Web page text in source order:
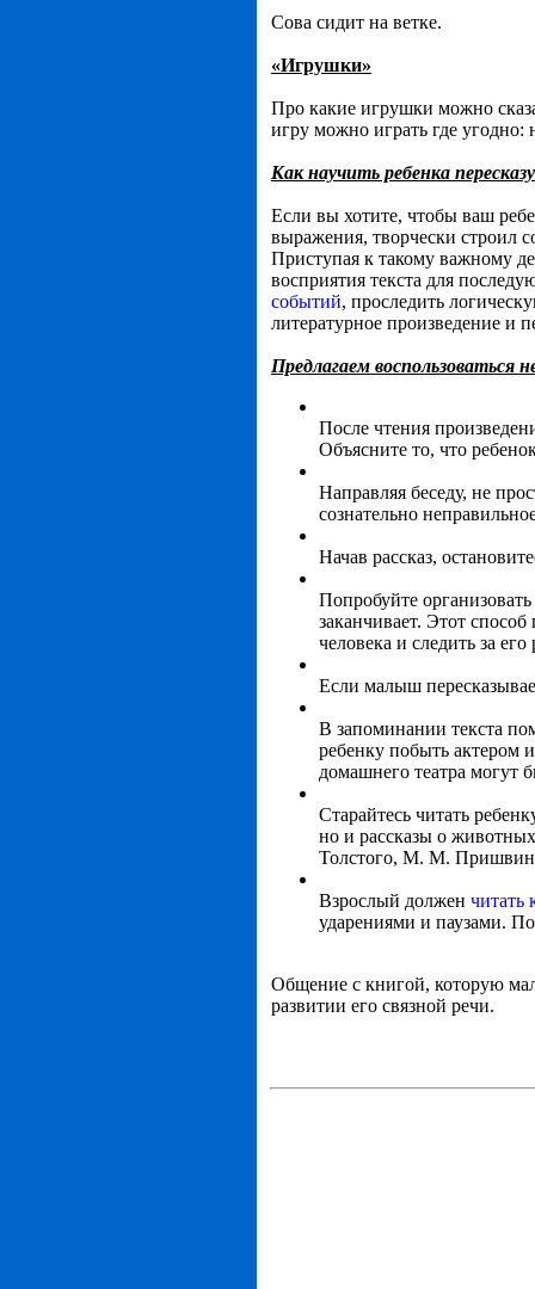
Сова сидит на ветке.
«Игрушки»
Про какие игрушки можно
игру можно играть где угодно:
Как научить ребенка
Если вы хотите, чтобы ваш
выражения, творчески строил
Приступая к такому важному
восприятия текста для
событий, проследить
литературное произведение и
Предлагаем воспользоваться
После чтения
Объясните то, что
Направляя беседу, не
сознательно
Начав рассказ,
Попробуйте
заканчивает. Этот
человека и следить за
Если малыш
В запоминании текста
ребенку побыть актером
домашнего театра могут
Старайтесь читать
но и рассказы о
Толстого, М. М.
Взрослый должен читать
ударениями и паузами.
Общение с книгой, которую
развитии его связной речи.